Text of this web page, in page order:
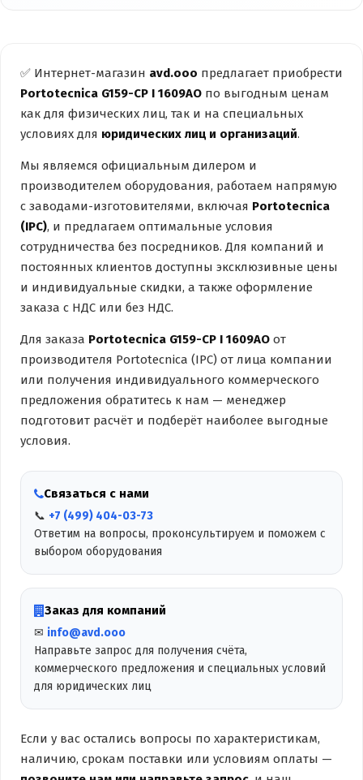
✅ Интернет-магазин avd.ooo предлагает приобрести
Portotecnica G159-CP I 1609AO по выгодным ценам
как для физических лиц, так и на специальных
условиях для юридических лиц и организаций.
Мы являемся официальным дилером и
производителем оборудования, работаем напрямую
с заводами-изготовителями, включая Portotecnica
(IPC), и предлагаем оптимальные условия
сотрудничества без посредников. Для компаний и
постоянных клиентов доступны эксклюзивные цены
и индивидуальные скидки, а также оформление
заказа с НДС или без НДС.
Для заказа Portotecnica G159-CP I 1609AO от
производителя Portotecnica (IPC) от лица компании
или получения индивидуального коммерческого
предложения обратитесь к нам — менеджер
подготовит расчёт и подберёт наиболее выгодные
условия.
Связаться с нами
📞 +7 (499) 404-03-73
Ответим на вопросы, проконсультируем и поможем с
выбором оборудования
Заказ для компаний
✉ info@avd.ooo
Направьте запрос для получения счёта,
коммерческого предложения и специальных условий
для юридических лиц
Если у вас остались вопросы по характеристикам,
наличию, срокам поставки или условиям оплаты —